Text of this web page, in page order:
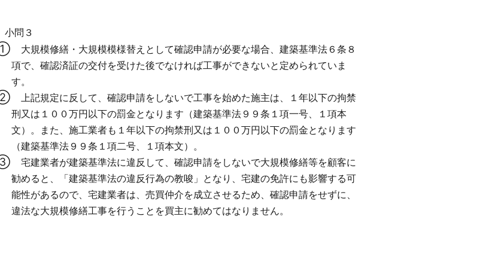
小問３
大規模修繕・大規模模様替えとして確認申請が必要な場合、建築基準法６条８
項で、確認済証の交付を受けた後でなければ工事ができないと定められていま
す。
上記規定に反して、確認申請をしないで工事を始めた施主は、１年以下の拘禁
刑又は１００万円以下の罰金となります（建築基準法９９条１項一号、１項本
文）。また、施工業者も１年以下の拘禁刑又は１００万円以下の罰金となります
（建築基準法９９条１項二号、１項本文）。
宅建業者が建築基準法に違反して、確認申請をしないで大規模修繕等を顧客に
勧めると、「建築基準法の違反行為の教唆」となり、宅建の免許にも影響する可
能性があるので、宅建業者は、売買仲介を成立させるため、確認申請をせずに、
違法な大規模修繕工事を行うことを買主に勧めてはなりません。